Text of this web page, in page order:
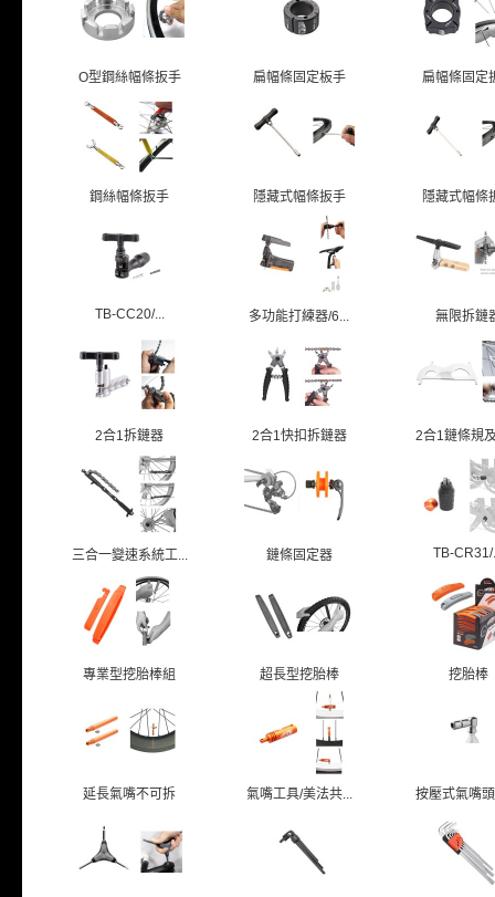
O型鋼絲幅條扳手 扁幅條固定板手 扁幅條固定
鋼絲幅條扳手 隱藏式幅條扳手 隱藏式幅條
TB-CC20/... 多功能打練器/6... 無限拆鏈
2合1拆鏈器 2合1快扣拆鏈器 2合1鏈條規
三合一變速系統工... 鏈條固定器 TB-CR31/
專業型挖胎棒組 超長型挖胎棒 挖胎棒
延長氣嘴不可拆 氣嘴工具/美法共... 按壓式氣嘴